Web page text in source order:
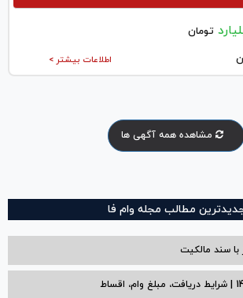
تومان
اطلاعات بیشتر >
مشاهده همه آگهی ها
مطالب مجله وام فا
سند مالکیت